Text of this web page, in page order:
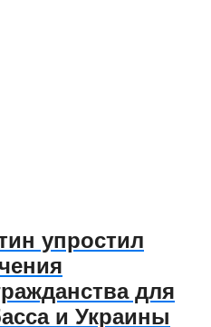
упростил
для
и Украины